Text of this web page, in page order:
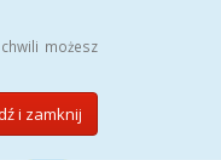
możesz
i zamknij